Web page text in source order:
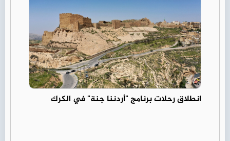
انطلاق رحلات برنامج "أردننا جنة" في الكرك